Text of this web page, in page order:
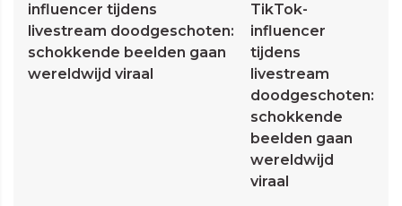
TikTok-
influencer
tijdens
livestream
doodgeschoten:
schokkende
beelden gaan
wereldwijd
viraal